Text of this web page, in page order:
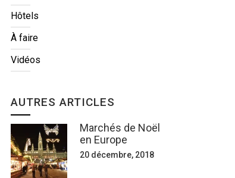
Hôtels
À faire
Vidéos
AUTRES ARTICLES
Marchés de Noël
en Europe
20 décembre, 2018